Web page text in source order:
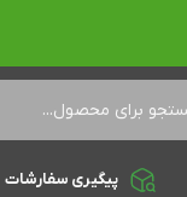
پیگیری سفارشات